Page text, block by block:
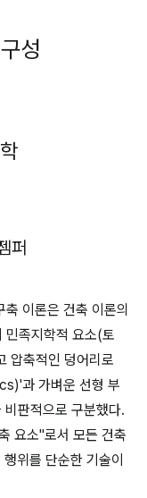
성
퍼
이론은 건축 이론의
민족지학적 요소(토
압축적인 덩어리로
과 가벼운 선형 부
판적으로 구분했다.
요소"로서 모든 건축
위를 단순한 기술이